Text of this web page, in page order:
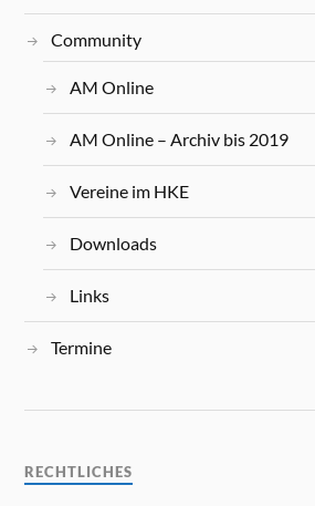
Community
AM Online
AM Online – Archiv bis 2019
Vereine im HKE
Downloads
Links
Termine
RECHTLICHES